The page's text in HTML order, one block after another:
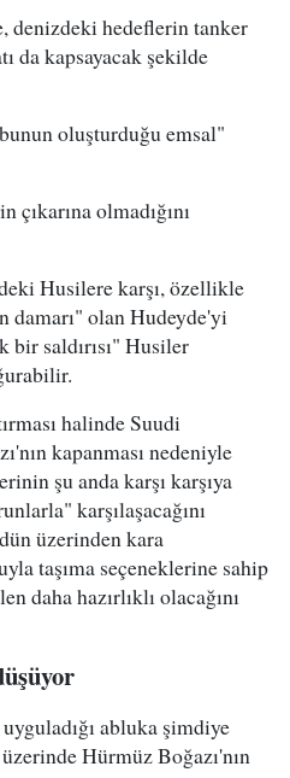
denizdeki hedeflerin tanker
da kapsayacak şekilde
oluşturduğu emsal"
olmadığını
Husilere karşı, özellikle
damarı" olan Hudeyde'yi
bir saldırısı" Husiler
halinde Suudi
kapanması nedeniyle
şu anda karşı karşıya
karşılaşacağını
üzerinden kara
taşıma seçeneklerine sahip
daha hazırlıklı olacağını
abluka şimdiye
Hürmüz Boğazı'nın